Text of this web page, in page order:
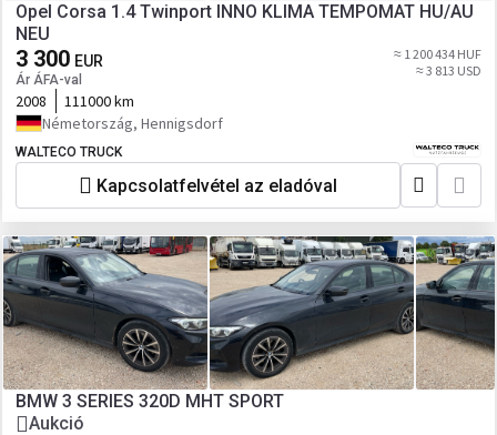
Opel Corsa 1.4 Twinport INNO KLIMA TEMPOMAT HU/AU
NEU
3 300 EUR
Ár ÁFA-val
≈ 1 200 434 HUF
≈ 3 813 USD
2008
111000 km
Németország, Hennigsdorf
WALTECO TRUCK
Kapcsolatfelvétel az eladóval
BMW 3 SERIES 320D MHT SPORT
Aukció